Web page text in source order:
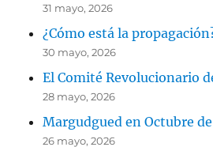
31 mayo, 2026
¿Cómo está la
30 mayo, 2026
El Comité Revolucionario
28 mayo, 2026
Margudgued en Octubre
26 mayo, 2026